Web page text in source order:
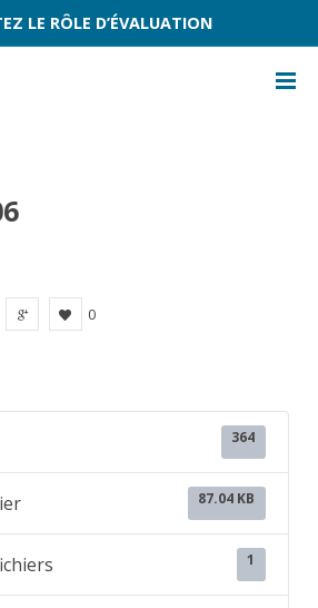
LE RÔLE D’ÉVALUATION
0
364
87.04 KB
1